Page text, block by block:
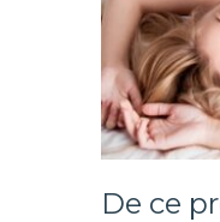
De ce